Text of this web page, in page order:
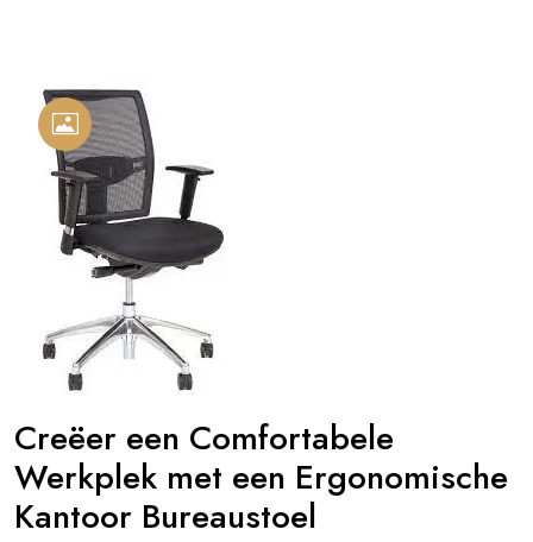
Creëer een Comfortabele
Werkplek met een Ergonomische
Kantoor Bureaustoel